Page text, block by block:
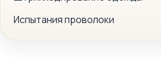
Испытания проволоки